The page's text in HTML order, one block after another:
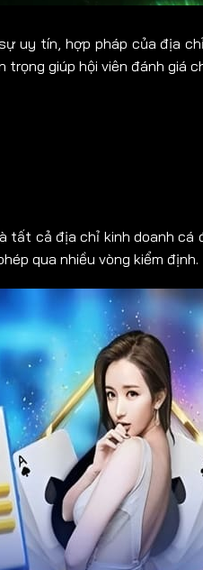
uy tín, hợp pháp của địa
giúp hội viên đánh giá
tất cả địa chỉ kinh doanh
qua nhiều vòng kiểm định.